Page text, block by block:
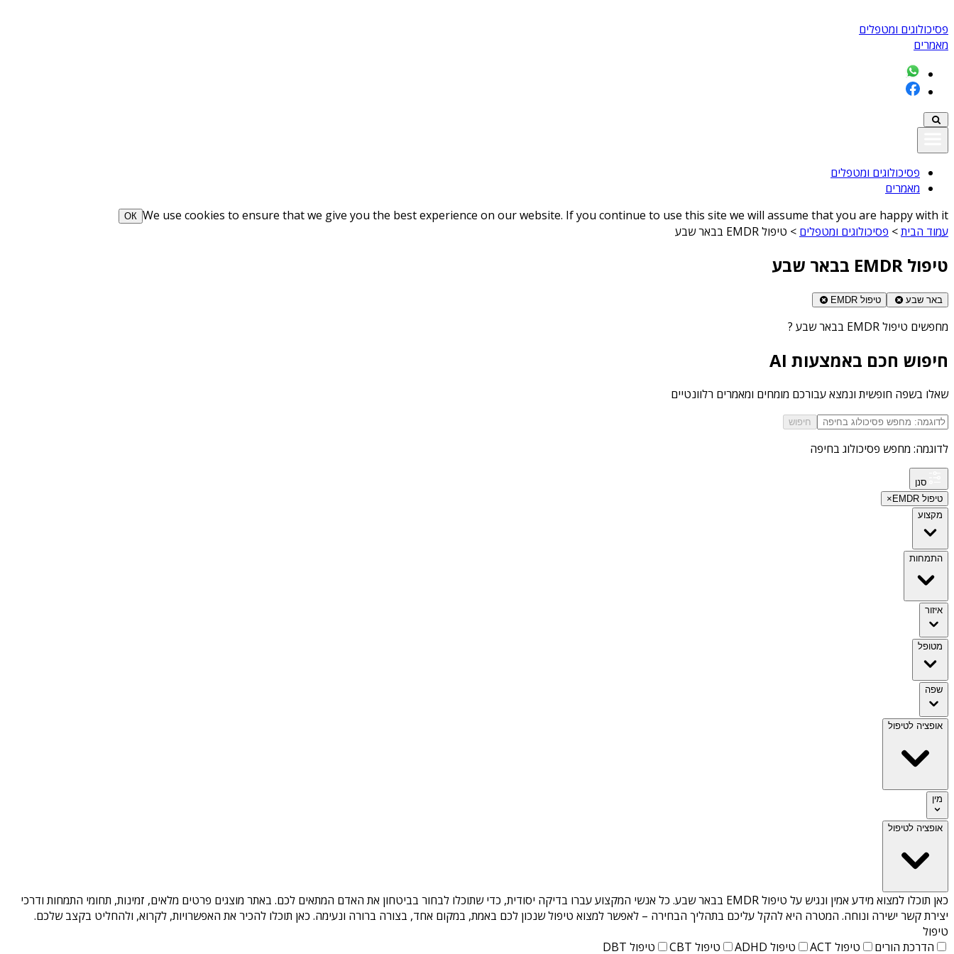
פסיכולוגים ומטפלים
מאמרים
פסיכולוגים ומטפלים
מאמרים
We use cookies to ensure that we give you the best experience on our website. If you continue to use this site we will assume that you are happy with it
ОК
עמוד הבית> פסיכולוגים ומטפלים > טיפול EMDR בבאר שבע
טיפול EMDR בבאר שבע
באר שבע טיפול EMDR
מחפשים טיפול EMDR בבאר שבע ?
חיפוש חכם באמצעות AI
שאלו בשפה חופשית ונמצא עבורכם מומחים ומאמרים רלוונטיים
חיפוש
לדוגמה: מחפש פסיכולוג בחיפה
סנן
טיפול EMDR
×
מקצוע
התמחות
איזור
מטופל
שפה
אופציה לטיפול
מין
אופציה לטיפול
כאן תוכלו למצוא מידע אמין ונגיש על טיפול EMDR בבאר שבע
. כל אנשי המקצוע עברו בדיקה יסודית, כדי שתוכלו לבחור בביטחון את האדם המתאים לכם. באתר מוצגים פרטים מלאים, זמינות, תחומי התמחות ודרכי
יצירת קשר ישירה ונוחה. המטרה היא להקל עליכם בתהליך הבחירה – לאפשר למצוא טיפול שנכון לכם באמת, במקום אחד, בצורה ברורה ונעימה. כאן תוכלו להכיר את האפשרויות, לקרוא, ולהחליט בקצב שלכם.
טיפול
הדרכת הורים
טיפול ACT טיפול ADHD טיפול CBT טיפול DBT